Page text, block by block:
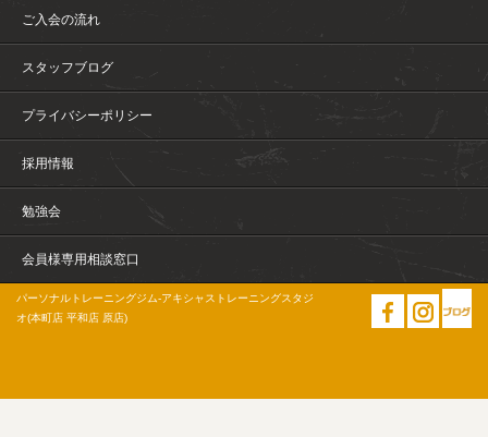
ご入会の流れ
スタッフブログ
プライバシーポリシー
採用情報
勉強会
会員様専用相談窓口
パーソナルトレーニングジム-アキシャストレーニングスタジ
オ(本町店 平和店 原店)